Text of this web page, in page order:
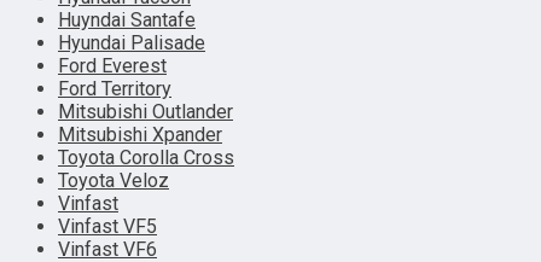
Huyndai Santafe
Hyundai Palisade
Ford Everest
Ford Territory
Mitsubishi Outlander
Mitsubishi Xpander
Toyota Corolla Cross
Toyota Veloz
Vinfast
Vinfast VF5
Vinfast VF6